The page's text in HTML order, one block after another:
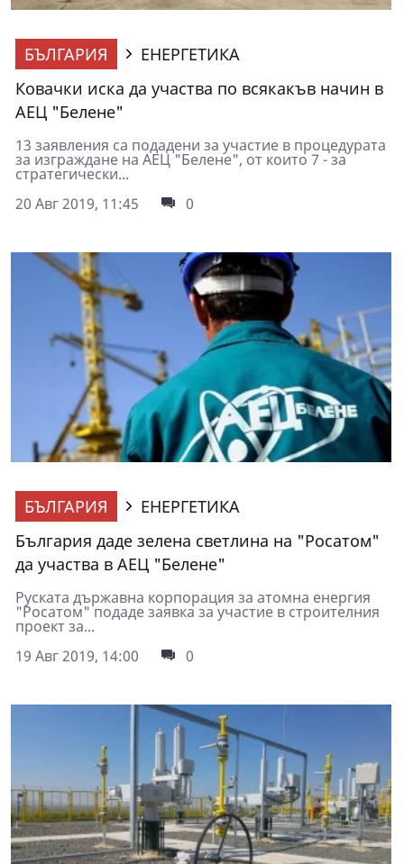
БЪЛГАРИЯ
ЕНЕРГЕТИКА
Ковачки иска да участва по всякакъв начин в
АЕЦ "Белене"
13 заявления са подадени за участие в процедурата
за изграждане на АЕЦ "Белене", от които 7 - за
стратегически...
20 Авг 2019, 11:45
0
БЪЛГАРИЯ
ЕНЕРГЕТИКА
България даде зелена светлина на "Росатом"
да участва в АЕЦ "Белене"
Руската държавна корпорация за атомна енергия
"Росатом" подаде заявка за участие в строителния
проект за...
19 Авг 2019, 14:00
0